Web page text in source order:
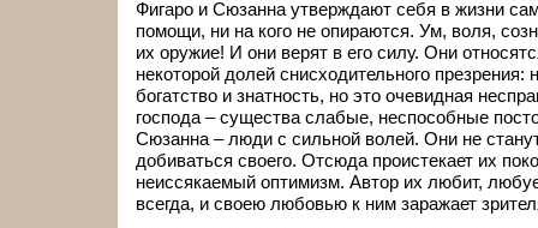
Фигаро и Сюзанна утверждают себя в жизни
помощи, ни на кого не опираются. Ум, воля,
их оружие! И они верят в его силу. Они
некоторой долей снисходительного презрения:
богатство и знатность, но это очевидная
господа – существа слабые, неспособные
Сюзанна – люди с сильной волей. Они не
добиваться своего. Отсюда проистекает их
неиссякаемый оптимизм. Автор их любит,
всегда, и своею любовью к ним заражает